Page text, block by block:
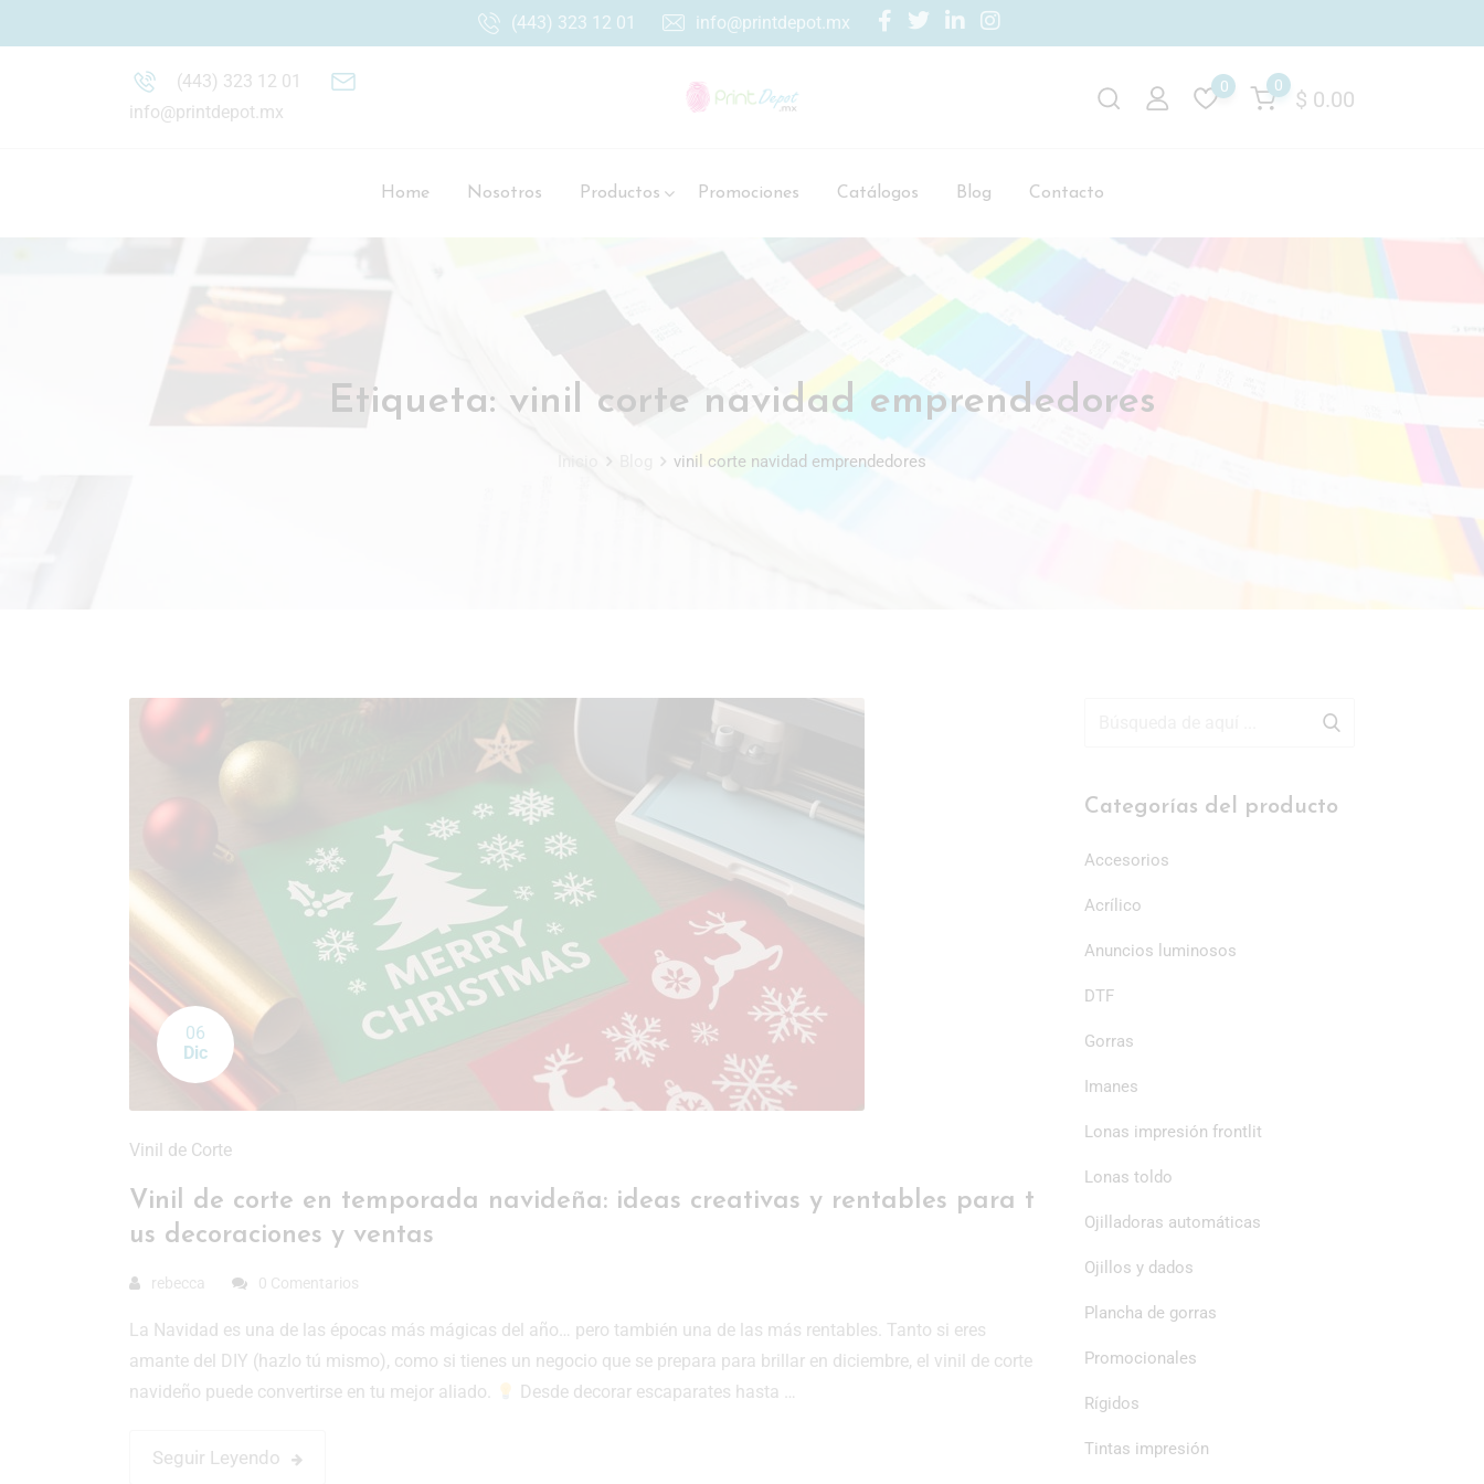
(443) 323 12 01 info@printdepot.mx
(443) 323 12 01
info@printdepot.mx
$ 0.00
0
0
Home Nosotros Productos Promociones Catálogos Blog Contacto
Etiqueta: vinil corte navidad emprendedores
vinil corte navidad emprendedores
06
Dic
Vinil de Corte
Vinil de corte en temporada navideña: ideas creativas y rentables para t
us decoraciones y ventas
rebecca 0 Comentarios
La Navidad es una de las épocas más mágicas del año… pero también una de las más rentables. Tanto si eres
amante del DIY (hazlo tú mismo), como si tienes un negocio que se prepara para brillar en diciembre, el vinil de corte
navideño puede convertirse en tu mejor aliado.
Desde decorar escaparates hasta …
Seguir Leyendo
Categorías del producto
Accesorios
Acrílico
Anuncios luminosos
DTF
Gorras
Imanes
Lonas impresión frontlit
Lonas toldo
Ojilladoras automáticas
Ojillos y dados
Plancha de gorras
Promocionales
Rígidos
Tintas impresión